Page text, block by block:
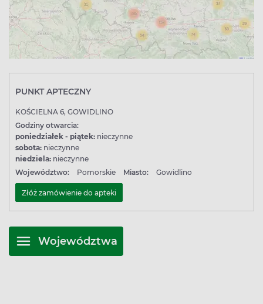
PUNKT APTECZNY
KOŚCIELNA 6, GOWIDLINO
Godziny otwarcia:
poniedziałek - piątek: nieczynne
sobota: nieczynne
niedziela: nieczynne
Województwo:
Pomorskie Miasto: Gowidlino
Złóż zamówienie do apteki
Województwa